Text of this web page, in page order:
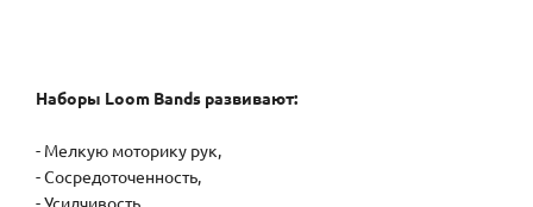
Наборы Loom Bands развивают:
- Мелкую моторику рук,
- Сосредоточенность,
- Усидчивость,